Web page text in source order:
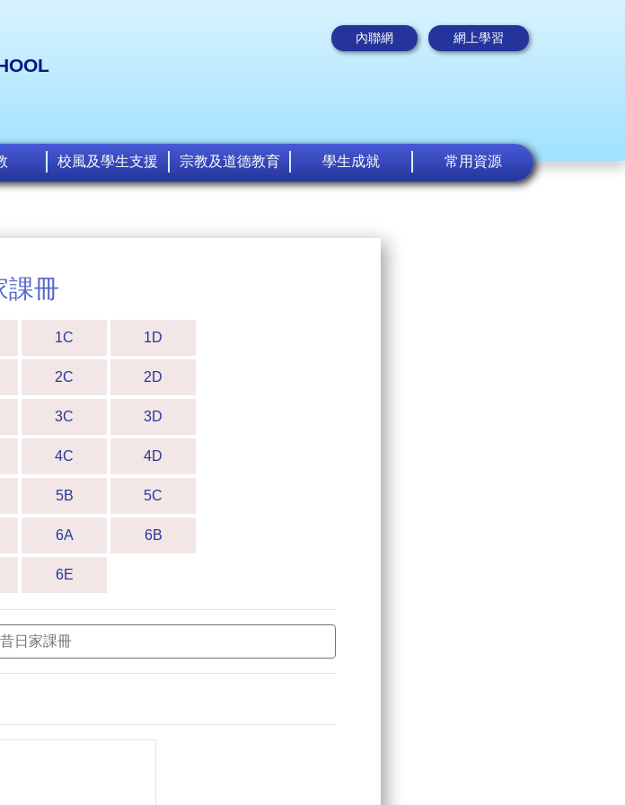
內聯網 網上學習
校風及學生支援 宗教及道德教育 學生成就 常用資源
課冊
1C 1D
2C 2D
3C 3D
4C 4D
5B 5C
6A 6B
6E
日家課冊